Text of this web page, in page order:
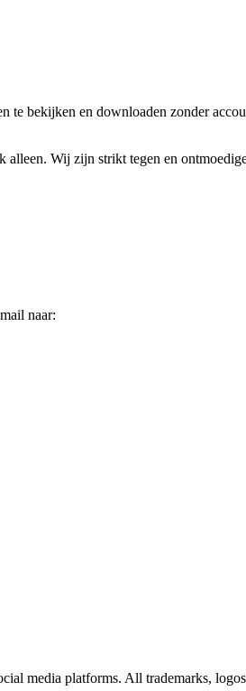
bekijken en downloaden zonder
Wij zijn strikt tegen en
naar:
media platforms. All trademarks,